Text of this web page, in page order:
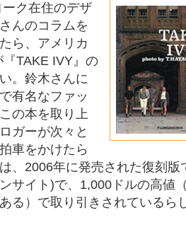
ク在住のデザ
んのコラムを
ら、アメリカ
TAKE IVY』の
。鈴木さんに
有名なファッ
の本を取り上
ガーが次々と
車をかけたら
、2006年に発売された復刻
サイト)で、1,000ドルの高値
る）で取り引きされているら